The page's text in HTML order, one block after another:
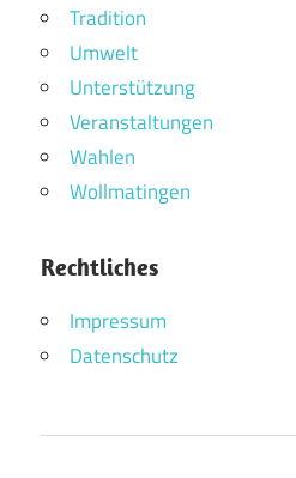
Tradition
Umwelt
Unterstützung
Veranstaltungen
Wahlen
Wollmatingen
Rechtliches
Impressum
Datenschutz